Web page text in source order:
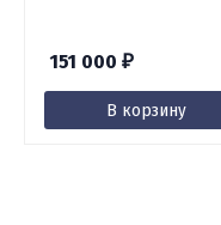
151 000 ₽
В корзину